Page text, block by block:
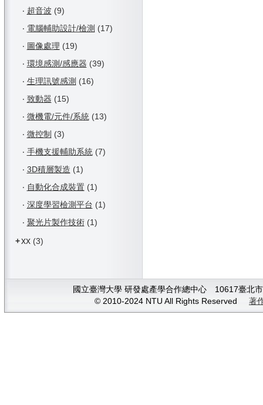
‧ 超音波 (9)
‧ 電腦輔助設計/檢測 (17)
‧ 圖像處理 (19)
‧ 環境感測/感應器 (39)
‧ 生理訊號感測 (16)
‧ 致動器 (15)
‧ 微機電/元件/系統(13)
‧ 微控制 (3)
‧ 手機支援輔助系統(7)
‧ 3D積層製造 (1)
‧ 自動化合成裝置(1)
‧ 深度學習檢測平台 (1)
‧ 聚光片製作技術(1)
+xx(3)
國立臺灣大學 研發處產學合作總中心 10617臺
© 2010-2024 NTU All Rights Reserved 著